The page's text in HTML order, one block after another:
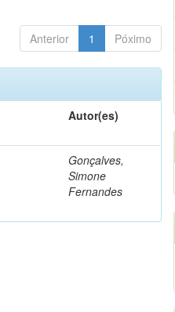
Anterior 1 Póximo
Autor(es)
Gonçalves,
Simone
Fernandes